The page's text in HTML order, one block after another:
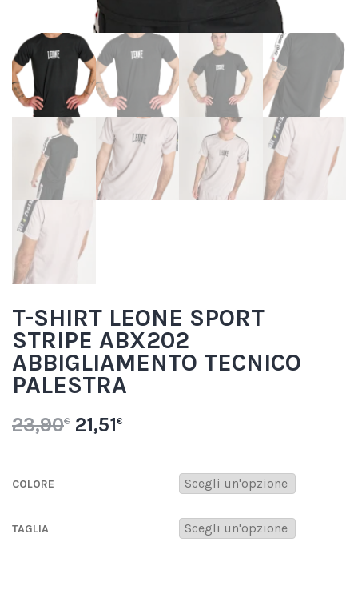
T-SHIRT LEONE SPORT
STRIPE ABX202
ABBIGLIAMENTO TECNICO
PALESTRA
23,90€ 21,51€
COLORE
TAGLIA